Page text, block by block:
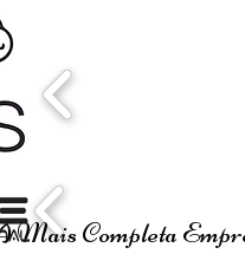
Mais Completa